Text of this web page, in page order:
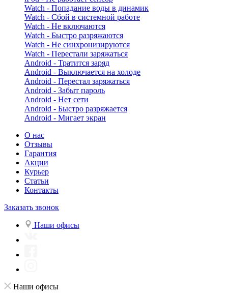
Watch - Попадание воды в динамик
Watch - Сбой в системной работе
Watch - Не включаются
Watch - Быстро разряжаются
Watch - Не синхронизируются
Watch - Перестали заряжаться
Android - Тратится заряд
Android - Выключается на холоде
Android - Перестал заряжаться
Android - Забыт пароль
Android - Нет сети
Android - Быстро разряжается
Android - Мигает экран
О нас
Отзывы
Гарантия
Акции
Курьер
Статьи
Контакты
Заказать звонок
Наши офисы
Наши офисы